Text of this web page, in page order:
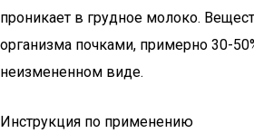
проникает в грудное молоко.
организма почками, примерно 30-
неизмененном виде.
Инструкция по применению